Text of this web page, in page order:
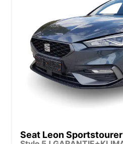
Seat Leon Sportstourer